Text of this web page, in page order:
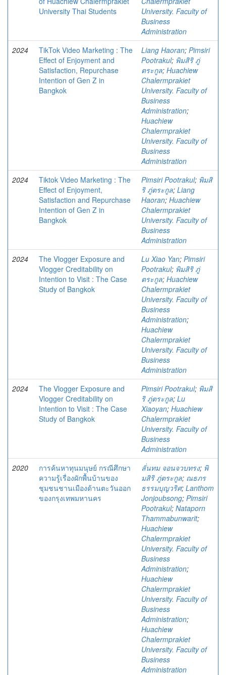
University Thai Students
University. Faculty of
Business
Administration
2024
TikTok Video Marketing : The
Effect of Enjoyment and
Satisfaction, Repurchase
Intention of Gen Z in
Bangkok
Liang Haoran; Pimsiri
Pootrakul; พิมสิริ ภู่
ตระกูล; Huachiew
Chalermprakiet
University. Faculty of
Business
Administration;
Huachiew
Chalermprakiet
University. Faculty of
Business
Administration
2024
Tiktok Video Marketing : The
Effect of Enjoyment,
Satisfaction and Repurchase
Intention of Gen Z in
Bangkok
Pimsiri Pootrakul; พิมสิ
ริ ภู่ตระกูล; Liang
Haoran; Huachiew
Chalermprakiet
University. Faculty of
Business
Administration
2024
The Vlogger Exposure and
Vlogger Creditability on
Intention to Visit : The Case
Study of Bangkok
Lu Xiao Yan; Pimsiri
Pootrakul; พิมสิริ ภู่
ตระกูล; Huachiew
Chalermprakiet
University. Faculty of
Business
Administration;
Huachiew
Chalermprakiet
University. Faculty of
Business
Administration
2024
The Vlogger Exposure and
Vlogger Creditability on
Intention to Visit : The Case
Study of Bangkok
Pimsiri Pootrakul; พิมสิ
ริ ภู่ตระกูล; Lu
Xiaoyan; Huachiew
Chalermprakiet
University. Faculty of
Business
Administration
2020
การค้นหาทุนมนุษย์ กรณีศึกษา
ความรู้เรื่องผักพื้นบ้านของ
ชุมชนชานเมืองด้านตะวันออก
ของกรุงเทพมหานคร
ลั่นทม จอนจวบทรง; พิ
มสิริ ภู่ตระกูล; ณธภร
ธรรมบุญวริศ; Lanthom
Jonjoubsong; Pimsiri
Pootrakul; Nataporn
Thammabunwarit;
Huachiew
Chalermprakiet
University. Faculty of
Business
Administration;
Huachiew
Chalermprakiet
University. Faculty of
Business
Administration;
Huachiew
Chalermprakiet
University. Faculty of
Business
Administration